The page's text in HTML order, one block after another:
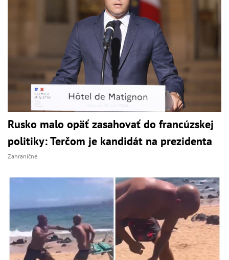
Rusko malo opäť zasahovať do francúzskej
politiky: Terčom je kandidát na prezidenta
Zahraničné